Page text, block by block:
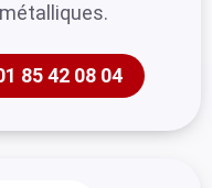
85 42 08 04